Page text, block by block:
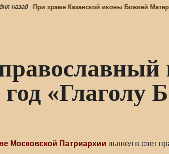
назад При храме Казанской иконы Божией Матери
год
Московской Патриархии вышел в свет